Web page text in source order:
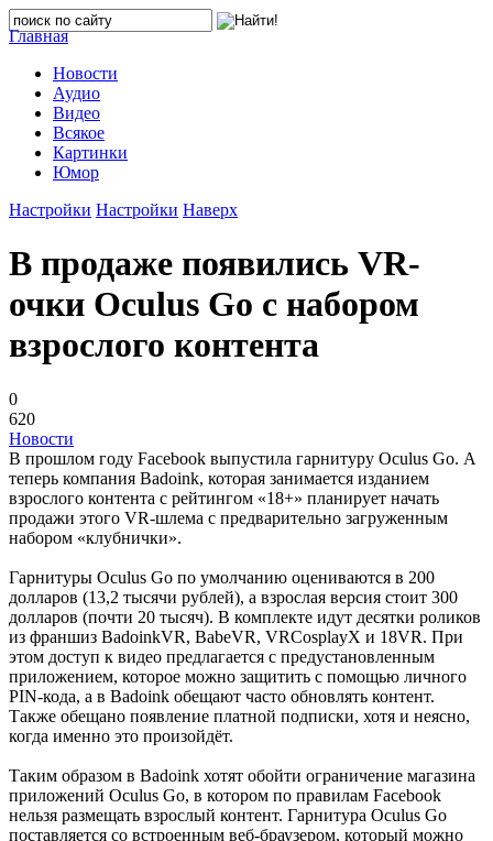
Главная
Новости
Аудио
Видео
Всякое
Картинки
Юмор
Настройки Настройки Наверх
В продаже появились VR-
очки Oculus Go с набором
взрослого контента
0
620
Новости
В прошлом году Facebook выпустила гарнитуру Oculus Go. А
теперь компания Badoink, которая занимается изданием
взрослого контента с рейтингом «18+» планирует начать
продажи этого VR-шлема с предварительно загруженным
набором «клубнички».
Гарнитуры Oculus Go по умолчанию оцениваются в 200
долларов (13,2 тысячи рублей), а взрослая версия стоит 300
долларов (почти 20 тысяч). В комплекте идут десятки роликов
из франшиз BadoinkVR, BabeVR, VRCosplayX и 18VR. При
этом доступ к видео предлагается с предустановленным
приложением, которое можно защитить с помощью личного
PIN-кода, а в Badoink обещают часто обновлять контент.
Также обещано появление платной подписки, хотя и неясно,
когда именно это произойдёт.
Таким образом в Badoink хотят обойти ограничение магазина
приложений Oculus Go, в котором по правилам Facebook
нельзя размещать взрослый контент. Гарнитура Oculus Go
поставляется со встроенным веб-браузером, который можно